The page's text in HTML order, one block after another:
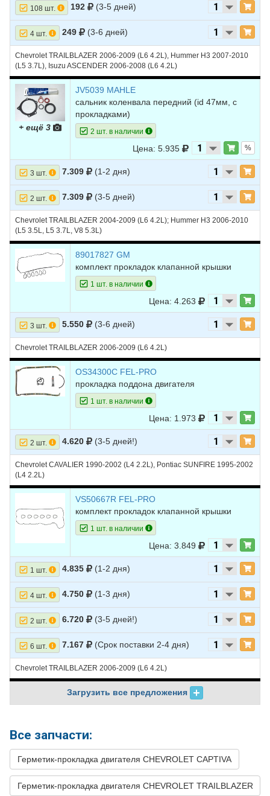
14 CHEVROLET CAPTIVA
15 CHEVROLET CAPTIVA
17 CHEVROLET CAPTIVA 2013
CHEVROLET CAPTIVA
19 CHEVROLET CAPTIVA
20 CHEVROLET CAPTIVA
2012 V6 3.0L
22 CHEVROLET CAPTIVA L4 2.0L DIESEL
23 CHEVROLET CAPTIVA L4 2.2L DIESEL
25 CHEVROLET CAPTIVA
CHEVROLET CAPTIVA
27 CHEVROLET CAPTIVA 2010
L4 2.4L
29 CHEVROLET
30 CHEVROLET CAPTIVA 2009 L4 2.0L DIESEL
31 CHEVROLET CAPTIVA 2009 L4 2.4L
CHEVROLET
33 CHEVROLET CAPTIVA
2008 L4 2.4L
35 CHEVROLET CAPTIVA
36 CHEVROLET CAPTIVA 2007 L4 2.0L DIESEL
37 CHEVROLET
CHEVROLET CAPTIVA 2007
39 CHEVROLET CAPTIVA 2006
40 CHEVROLET L4 2.4L
41 CHEVROLET
42 CHEVROLET TRAILBLAZER 2008 L6 4.2L
43 CHEVROLET
44 CHEVROLET TRAILBLAZER
45 CHEVROLET TRAILBLAZER 2007 L6 4.2L
46 CHEVROLET TRAILBLAZER 2007
V8 6.0L
48 CHEVROLET TRAILBLAZER 2006 L6 4.2L
50 CHEVROLET TRAILBLAZER 2006 V8 6.0L
51 CHEVROLET TRAILBLAZER 2005 L6 4.2L
52 CHEVROLET TRAILBLAZER 2005 V8 5.3L
108 шт. 192 (3-5 дней)
4 шт. 249 (3-6 дней)
Chevrolet TRAILBLAZER 2006-2009 (L6 4.2L), Hummer H3 2007-2010
(L5 3.7L), Isuzu ASCENDER 2006-2008 (L6 4.2L)
+ ещё 3
JV5039 MAHLE
сальник коленвала передний (id 47мм, с
прокладками)
2 шт. в наличии
Цена: 5.935 %
3 шт. 7.309 (1-2 дня)
2 шт. 7.309 (3-5 дней)
Chevrolet TRAILBLAZER 2004-2009 (L6 4.2L); Hummer H3 2006-2010
(L5 3.5L, L5 3.7L, V8 5.3L)
89017827 GM
комплект прокладок клапанной крышки
1 шт. в наличии
Цена: 4.263
3 шт. 5.550 (3-6 дней)
Chevrolet TRAILBLAZER 2006-2009 (L6 4.2L)
OS34300C FEL-PRO
прокладка поддона двигателя
1 шт. в наличии
Цена: 1.973
2 шт. 4.620 (3-5 дней!)
Chevrolet CAVALIER 1990-2002 (L4 2.2L), Pontiac SUNFIRE 1995-2002
(L4 2.2L)
VS50667R FEL-PRO
комплект прокладок клапанной крышки
1 шт. в наличии
Цена: 3.849
1 шт. 4.835 (1-2 дня)
4 шт. 4.750 (1-3 дня)
2 шт. 6.720 (3-5 дней!)
6 шт. 7.167 (Срок поставки 2-4 дня)
Chevrolet TRAILBLAZER 2006-2009 (L6 4.2L)
Загрузить все предложения
Все запчасти:
Герметик-прокладка двигателя CHEVROLET CAPTIVA
Герметик-прокладка двигателя CHEVROLET TRAILBLAZER